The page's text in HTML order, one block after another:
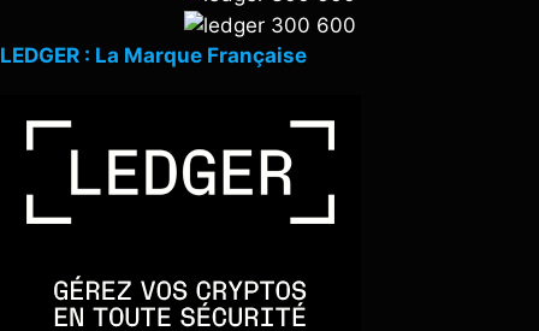
LEDGER : La Marque Française